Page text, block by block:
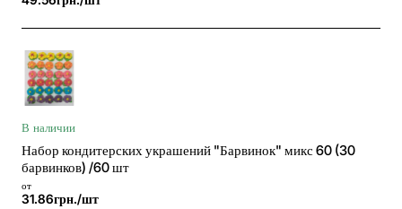
В наличии
Набор кондитерских украшений "Барвинок" микс 60 (30
барвинков) /60 шт
от
31.86грн./шт